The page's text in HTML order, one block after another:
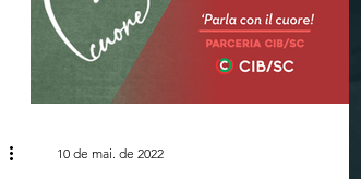
10 de mai. de 2022